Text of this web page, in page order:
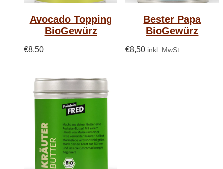
Avocado Topping
BioGewürz
€8,50
Bester Papa
BioGewürz
€8,50 inkl. MwSt